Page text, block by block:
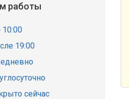
работы
19:00
сейчас